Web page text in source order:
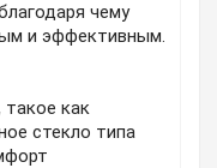
чему
и эффективным.
как
стекло типа